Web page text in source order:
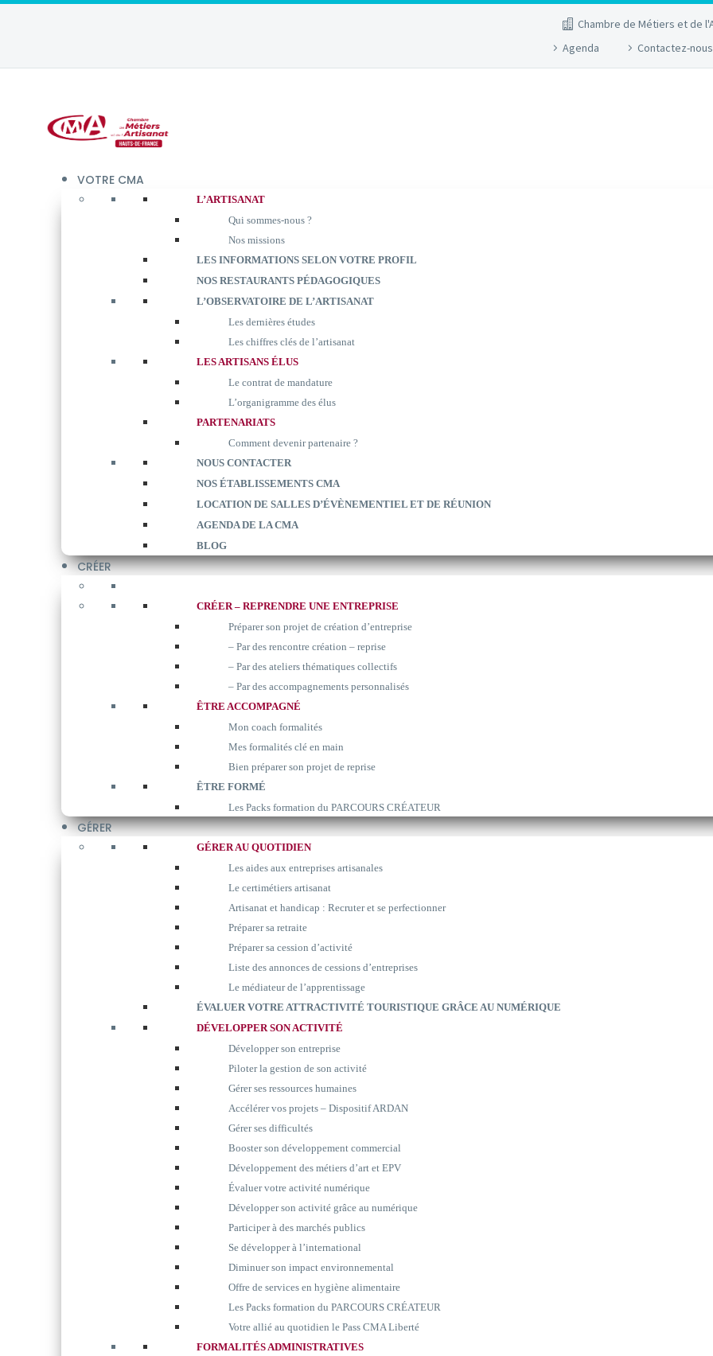
Chambre de Métiers et de
Agenda
Contactez-nous
VOTRE CMA
L’ARTISANAT
Qui sommes-nous ?
Nos missions
LES INFORMATIONS SELON VOTRE PROFIL
NOS RESTAURANTS PÉDAGOGIQUES
L’OBSERVATOIRE DE L’ARTISANAT
Les dernières études
Les chiffres clés de l’artisanat
LES ARTISANS ÉLUS
Le contrat de mandature
L’organigramme des élus
PARTENARIATS
Comment devenir partenaire ?
NOUS CONTACTER
NOS ÉTABLISSEMENTS CMA
LOCATION DE SALLES D’ÉVÈNEMENTIEL ET DE RÉUNION
AGENDA DE LA CMA
BLOG
CRÉER
CRÉER – REPRENDRE UNE ENTREPRISE
Préparer son projet de création d’entreprise
– Par des rencontre création – reprise
– Par des ateliers thématiques collectifs
– Par des accompagnements personnalisés
ÊTRE ACCOMPAGNÉ
Mon coach formalités
Mes formalités clé en main
Bien préparer son projet de reprise
ÊTRE FORMÉ
Les Packs formation du PARCOURS CRÉATEUR
GÉRER
GÉRER AU QUOTIDIEN
Les aides aux entreprises artisanales
Le certimétiers artisanat
Artisanat et handicap : Recruter et se perfectionner
Préparer sa retraite
Préparer sa cession d’activité
Liste des annonces de cessions d’entreprises
Le médiateur de l’apprentissage
ÉVALUER VOTRE ATTRACTIVITÉ TOURISTIQUE GRÂCE AU NUMÉRIQUE
DÉVELOPPER SON ACTIVITÉ
Développer son entreprise
Piloter la gestion de son activité
Gérer ses ressources humaines
Accélérer vos projets – Dispositif ARDAN
Gérer ses difficultés
Booster son développement commercial
Développement des métiers d’art et EPV
Évaluer votre activité numérique
Développer son activité grâce au numérique
Participer à des marchés publics
Se développer à l’international
Diminuer son impact environnemental
Offre de services en hygiène alimentaire
Les Packs formation du PARCOURS CRÉATEUR
Votre allié au quotidien le Pass CMA Liberté
FORMALITÉS ADMINISTRATIVES